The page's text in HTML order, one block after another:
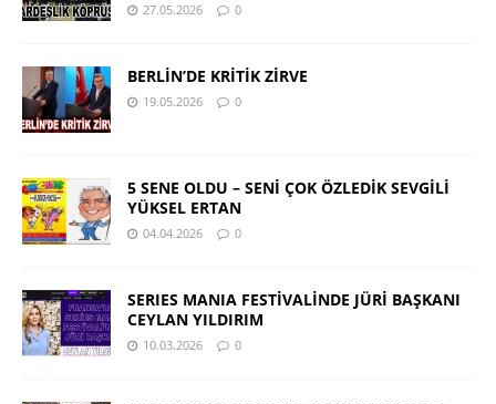
27.05.2026 0
BERLİN’DE KRİTİK ZİRVE
19.05.2026 0
5 SENE OLDU – SENİ ÇOK ÖZLEDİK SEVGİLİ
YÜKSEL ERTAN
04.04.2026 0
SERIES MANIA FESTİVALİNDE JÜRİ BAŞKANI
CEYLAN YILDIRIM
10.03.2026 0